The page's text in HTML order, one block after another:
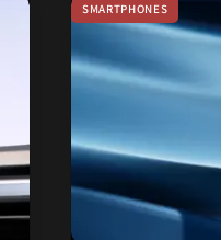
SMARTPHONES